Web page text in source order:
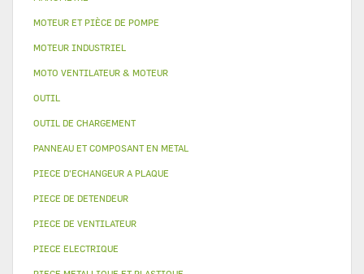
MOTEUR ET PIÈCE DE POMPE
MOTEUR INDUSTRIEL
MOTO VENTILATEUR & MOTEUR
OUTIL
OUTIL DE CHARGEMENT
PANNEAU ET COMPOSANT EN METAL
PIECE D'ECHANGEUR A PLAQUE
PIECE DE DETENDEUR
PIECE DE VENTILATEUR
PIECE ELECTRIQUE